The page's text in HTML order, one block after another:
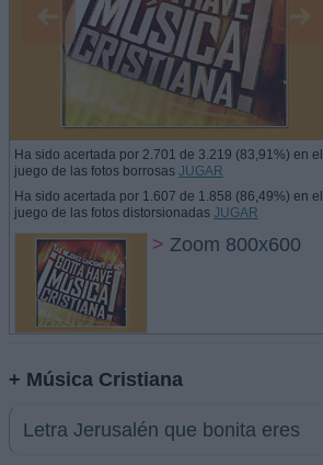
Ha sido acertada por 2.701 de 3.219 (83,91%) en el
juego de las fotos borrosas JUGAR
Ha sido acertada por 1.607 de 1.858 (86,49%) en el
juego de las fotos distorsionadas JUGAR
> Zoom 800x600
+ Música Cristiana
Letra Jerusalén que bonita eres